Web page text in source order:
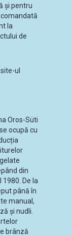
și pentru
la
de
ul
Oros-Süti
ocupă cu
din
1980. De la
până în
manual,
și nudli.
brânză